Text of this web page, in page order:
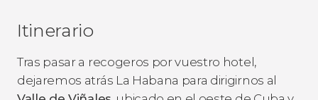
Itinerario
Tras pasar a recogeros por vuestro hotel,
dejaremos atrás La Habana para dirigirnos al